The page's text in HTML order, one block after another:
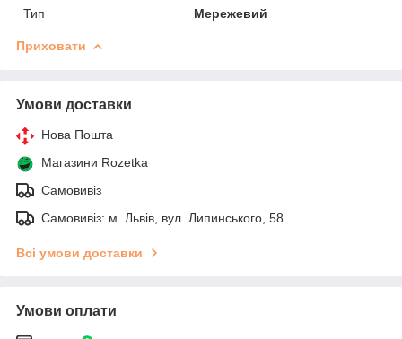
Тип
Мережевий
Приховати
Умови доставки
Нова Пошта
Магазини Rozetka
Самовивіз
Самовивіз: м. Львів, вул. Липинського, 58
Всі умови доставки
Умови оплати